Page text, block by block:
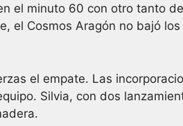
el minuto 60 con otro tanto
el Cosmos Aragón no bajó
el empate. Las
Silvia, con dos